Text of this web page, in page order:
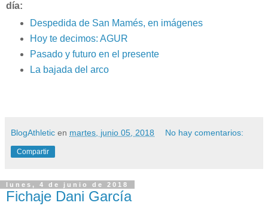
día:
Despedida de San Mamés, en imágenes
Hoy te decimos: AGUR
Pasado y futuro en el presente
La bajada del arco
BlogAthletic en martes, junio 05, 2018 No hay comentarios:
Compartir
lunes, 4 de junio de 2018
Fichaje Dani García